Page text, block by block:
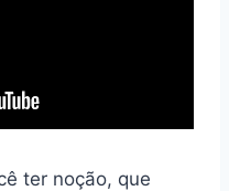
ter noção, que